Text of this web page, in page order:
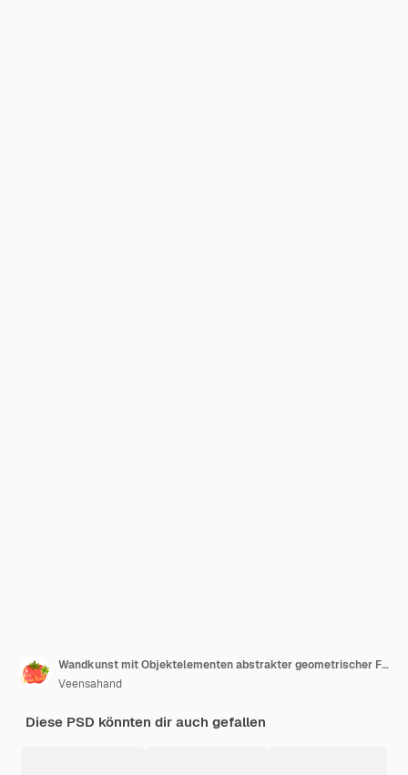
Wandkunst mit Objektelementen abstrakter geometrischer Formen und Linien Pastellfarben-Thema
Veensahand
Diese PSD könnten dir auch gefallen